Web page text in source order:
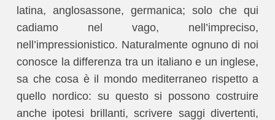
latina, anglosassone, germanica; solo che qui
cadiamo nel vago, nell’impreciso,
nell’impressionistico. Naturalmente ognuno di noi
conosce la differenza tra un italiano e un inglese,
sa che cosa è il mondo mediterraneo rispetto a
quello nordico: su questo si possono costruire
anche ipotesi brillanti, scrivere saggi divertenti,